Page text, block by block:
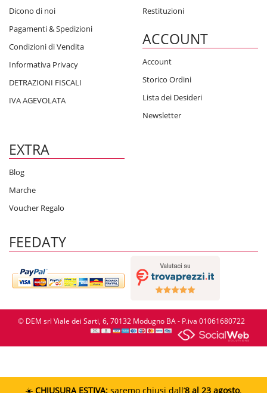
Dicono di noi
Pagamenti & Spedizioni
Condizioni di Vendita
Informativa Privacy
DETRAZIONI FISCALI
IVA AGEVOLATA
Restituzioni
ACCOUNT
Account
Storico Ordini
Lista dei Desideri
Newsletter
EXTRA
Blog
Marche
Voucher Regalo
FEEDATY
© DEM srl Viale dei Sarti, 6, 70132 Modugno BA - P.iva 01061680722
☀️ CHIUSURA ESTIVA: saremo chiusi dall’8 al 23 agosto.